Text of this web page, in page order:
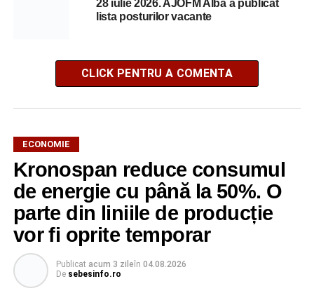
28 iulie 2026. AJOFM Alba a publicat
lista posturilor vacante
CLICK PENTRU A COMENTA
ECONOMIE
Kronospan reduce consumul
de energie cu până la 50%. O
parte din liniile de producție
vor fi oprite temporar
Publicat acum 3 zileîn 04.08.2026
De sebesinfo.ro